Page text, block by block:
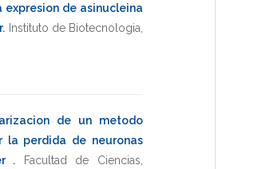
de asinucleina
. Instituto de Biotecnologia
de un metodo
la perdida de neuronas
. Facultad de Ciencias